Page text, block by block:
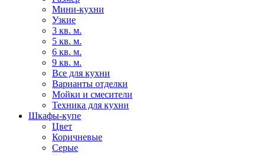
Мини-кухни
Узкие
3 кв. м.
5 кв. м.
6 кв. м.
9 кв. м.
Все для кухни
Варианты отделки
Мойки и смесители
Техника для кухни
Шкафы-купе
Цвет
Коричневые
Серые